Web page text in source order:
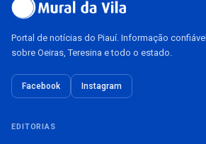
Portal de notícias do Piauí. Informação confiável
sobre Oeiras, Teresina e todo o estado.
Facebook Instagram
EDITORIAS